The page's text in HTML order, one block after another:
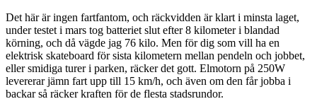
Det här är ingen fartfantom, och räckvidden är klart i minsta laget,
under testet i mars tog batteriet slut efter 8 kilometer i blandad
körning, och då vägde jag 76 kilo. Men för dig som vill ha en
elektrisk skateboard för sista kilometern mellan pendeln och jobbet,
eller smidiga turer i parken, räcker det gott. Elmotorn på 250W
levererar jämn fart upp till 15 km/h, och även om den får jobba i
backar så räcker kraften för de flesta stadsrundor.